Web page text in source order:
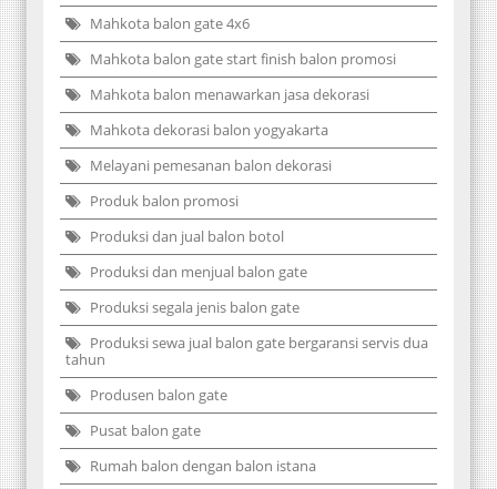
Mahkota balon gate 4x6
Mahkota balon gate start finish balon promosi
Mahkota balon menawarkan jasa dekorasi
Mahkota dekorasi balon yogyakarta
Melayani pemesanan balon dekorasi
Produk balon promosi
Produksi dan jual balon botol
Produksi dan menjual balon gate
Produksi segala jenis balon gate
Produksi sewa jual balon gate bergaransi servis dua
tahun
Produsen balon gate
Pusat balon gate
Rumah balon dengan balon istana